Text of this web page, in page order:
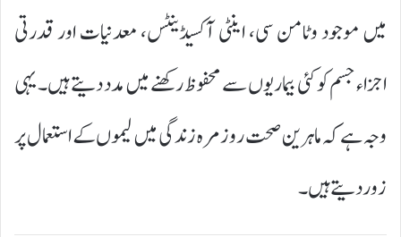
میں موجود وٹامن سی، اینٹی آکسیڈینٹس، معدنیات اور قدرتی
اجزاء جسم کو کئی بیماریوں سے محفوظ رکھنے میں مدد دیتے ہیں۔ یہی
وجہ ہے کہ ماہرین صحت روزمرہ زندگی میں لیموں کے استعمال پر
زور دیتے ہیں۔